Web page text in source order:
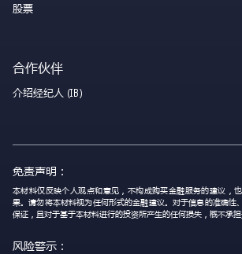
股票
合作伙伴
介绍经纪人 (IB)
免责声明：
本材料仅反映个人观点和意见，不构成购买金融服务的建议，
果。请勿将本材料视为任何形式的金融建议。对于信息的准确性
保证，且对于基于本材料进行的投资所产生的任何损失，概不承担
风险警示：